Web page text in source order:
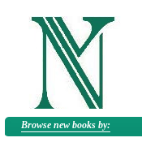
Browse new books by: